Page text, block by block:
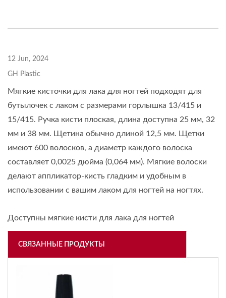
12 Jun, 2024
GH Plastic
Мягкие кисточки для лака для ногтей подходят для
бутылочек с лаком с размерами горлышка 13/415 и
15/415. Ручка кисти плоская, длина доступна 25 мм, 32
мм и 38 мм. Щетина обычно длиной 12,5 мм. Щетки
имеют 600 волосков, а диаметр каждого волоска
составляет 0,0025 дюйма (0,064 мм). Мягкие волоски
делают аппликатор-кисть гладким и удобным в
использовании с вашим лаком для ногтей на ногтях.
Доступны мягкие кисти для лака для ногтей
СВЯЗАННЫЕ ПРОДУКТЫ